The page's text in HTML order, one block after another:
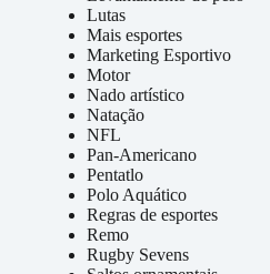
Lutas
Mais esportes
Marketing Esportivo
Motor
Nado artístico
Natação
NFL
Pan-Americano
Pentatlo
Polo Aquático
Regras de esportes
Remo
Rugby Sevens